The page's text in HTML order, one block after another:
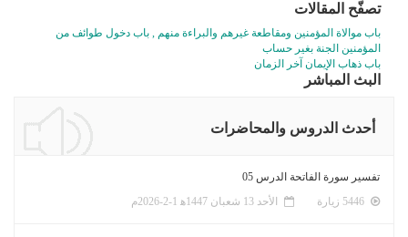
تصفّح المقالات
باب موالاة المؤمنين ومقاطعة غيرهم والبراءة منهم , باب دخول طوائف من
المؤمنين الجنة بغير حساب
باب ذهاب الإيمان آخر الزمان
البث المباشر
أحدث الدروس والمحاضرات
تفسير سورة الفاتحة الدرس 05
الأحد 13 شعبان 1447ﻫ 1-2-2026م